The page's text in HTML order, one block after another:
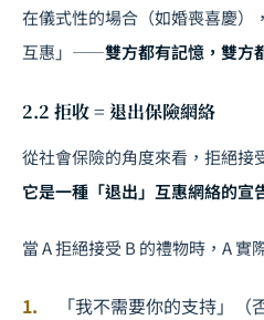
在儀式性的場合（如婚喪喜慶）
互惠」——雙方都有記憶，雙方
2.2 拒收 = 退出保險網絡
從社會保險的角度來看，拒絕接
它是一種「退出」互惠網絡的宣
當 A 拒絕接受 B 的禮物時，A 實
「我不需要你的支持」（